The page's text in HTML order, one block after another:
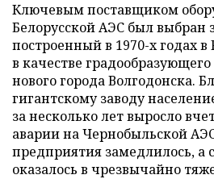
Ключевым поставщиком
Белорусской АЭС был выбран
построенный в 1970-х годах в
в качестве
нового города Волгодонска.
гигантскому заводу
за несколько лет выросло
аварии на Чернобыльской
предприятия замедлилось, а
оказалось в чрезвычайно